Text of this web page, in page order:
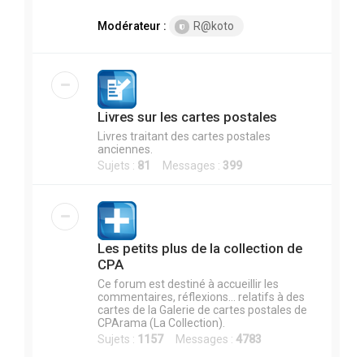
Modérateur : R@koto
Livres sur les cartes postales
Livres traitant des cartes postales
anciennes.
Sujets : 81 Messages : 399
Les petits plus de la collection de
CPA
Ce forum est destiné à accueillir les
commentaires, réflexions... relatifs à des
cartes de la Galerie de cartes postales de
CPArama (La Collection).
Sujets : 1157Messages : 4783